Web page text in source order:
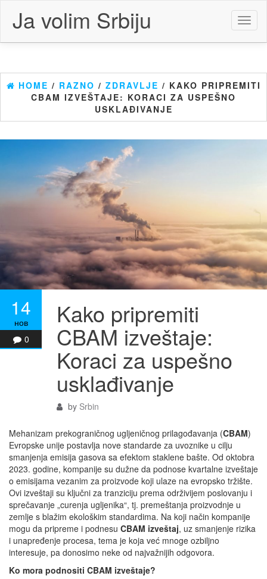
content
Ja volim Srbiju
HOME / RAZNO / ZDRAVLJE / KAKO PRIPREMITI
CBAM IZVEŠTAJE: KORACI ZA USPEŠNO
USKLAĐIVANJE
14
нов
0
Kako pripremiti
CBAM izveštaje:
Koraci za uspešno
usklađivanje
by Srbin
Mehanizam prekograničnog ugljeničnog prilagođavanja (CBAM)
Evropske unije postavlja nove standarde za uvoznike u cilju
smanjenja emisija gasova sa efektom staklene bašte. Od oktobra
2023. godine, kompanije su dužne da podnose kvartalne izveštaje
o emisijama vezanim za proizvode koji ulaze na evropsko tržište.
Ovi izveštaji su ključni za tranziciju prema održivijem poslovanju i
sprečavanje „curenja ugljenika“, tj. premeštanja proizvodnje u
zemlje s blažim ekološkim standardima. Na koji način kompanije
mogu da pripreme i podnesu CBAM izveštaj, uz smanjenje rizika
i unapređenje procesa, tema je koja već mnoge ozbiljno
interesuje, pa donosimo neke od najvažnijih odgovora.
Ko mora podnositi CBAM izveštaje?